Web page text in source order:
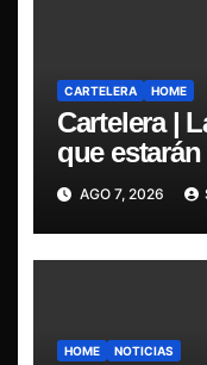
CARTELERA HOME
Cartelera |
que
Violator en
AGO 7, 2026
HOME NOTICIAS